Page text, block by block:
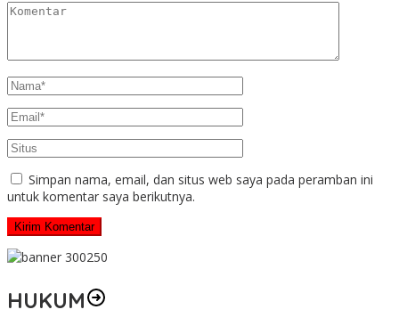
Simpan nama, email, dan situs web saya pada peramban ini
untuk komentar saya berikutnya.
HUKUM